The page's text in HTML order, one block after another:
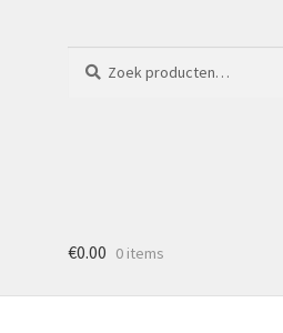
naar:
€0.00 0 items